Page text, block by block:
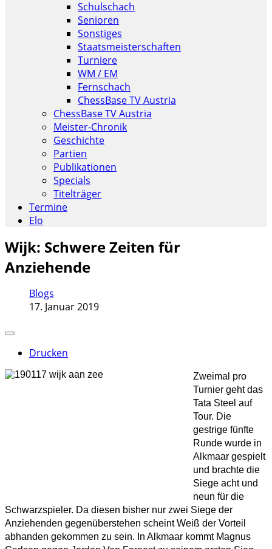
Schulschach
Senioren
Sonstiges
Staatsmeisterschaften
Turniere
WM / EM
Fernschach
ChessBase TV Austria
ChessBase TV Austria
Meister-Chronik
Geschichte
Partien
Publikationen
Specials
Titelträger
Termine
Elo
Wijk: Schwere Zeiten für
Anziehende
Blogs
17. Januar 2019
Drucken
Zweimal pro
Turnier geht das
Tata Steel auf
Tour. Die
gestrige fünfte
Runde wurde in
Alkmaar gespielt
und brachte die
Siege acht und
neun für die
Schwarzspieler. Da diesen bisher nur zwei Siege der
Anziehenden gegenüberstehen scheint Weiß der Vorteil
abhanden gekommen zu sein. In Alkmaar kommt Magnus